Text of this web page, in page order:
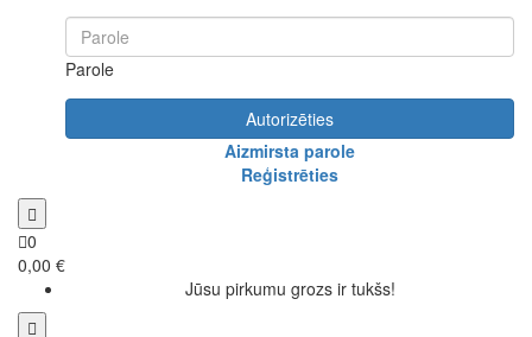
Parole
Autorizēties
Aizmirsta parole
Reģistrēties
0
0,00 €
Jūsu pirkumu grozs ir tukšs!